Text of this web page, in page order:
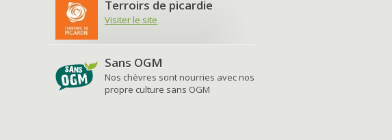
Terroirs de picardie
Visiter le site
Sans OGM
Nos chèvres sont nourries avec nos
propre culture sans OGM